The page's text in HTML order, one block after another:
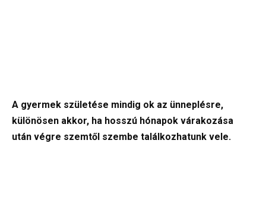
A gyermek születése mindig ok az ünneplésre,
különösen akkor, ha hosszú hónapok várakozása
után végre szemtől szembe találkozhatunk vele.